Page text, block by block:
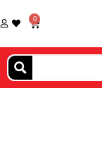
0
Cart